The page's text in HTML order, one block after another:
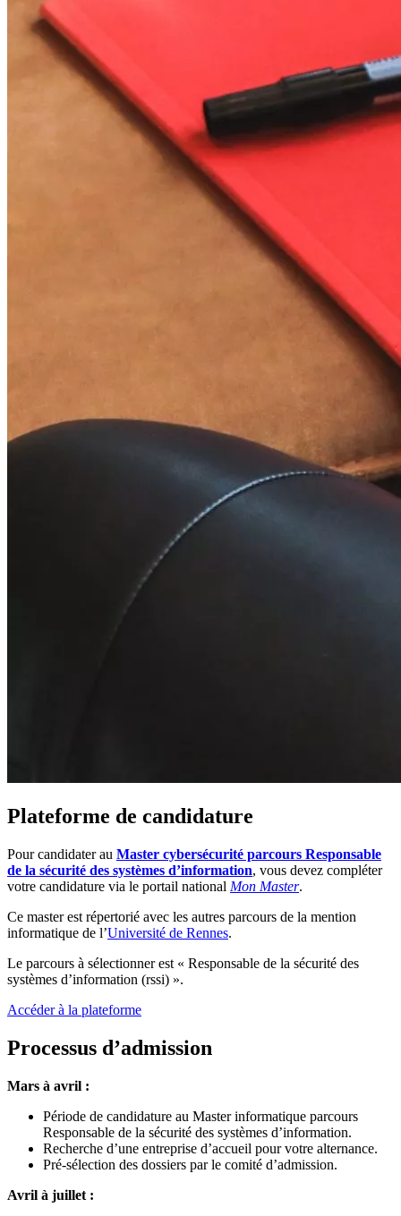
Plateforme de candidature
Pour candidater au Master cybersécurité parcours Responsable
de la sécurité des systèmes d’information, vous devez compléter
votre candidature via le portail national Mon Master.
Ce master est répertorié avec les autres parcours de la mention
informatique de l’Université de Rennes.
Le parcours à sélectionner est « Responsable de la sécurité des
systèmes d’information (rssi) ».
Accéder à la plateforme
Processus d’admission
Mars à avril :
Période de candidature au Master informatique parcours
Responsable de la sécurité des systèmes d’information.
Recherche d’une entreprise d’accueil pour votre alternance.
Pré-sélection des dossiers par le comité d’admission.
Avril à juillet :